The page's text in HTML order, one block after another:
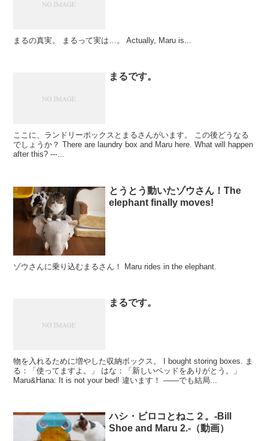
まるの真実。 まるって実は…。 Actually, Maru is...
まるです。
ここに、ランドリーボックスとまるさんがいます。 この後どうなる
でしょうか？ There are laundry box and Maru here. What will happen
after this? ---...
とうとう動いたゾウさん！The
elephant finally moves!
ゾウさんに乗り込むまるさん！ Maru rides in the elephant.
まるです。
物を入れるために増やした収納ボックス。 I bought storing boxes. ま
る：「使ってますよ。」 はな：「新しいベッドをありがとう。」
Maru&Hana: It is not your bed! 違います！ ――でも結局...
ハシ・ビロコとねこ２。-Bill
Shoe and Maru 2.-（動画）